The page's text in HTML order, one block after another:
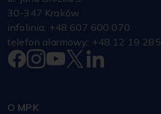
30-347 Kraków
infolinia: +48 607 600 070
telefon alarmowy: +48 12 19 285
O MPK